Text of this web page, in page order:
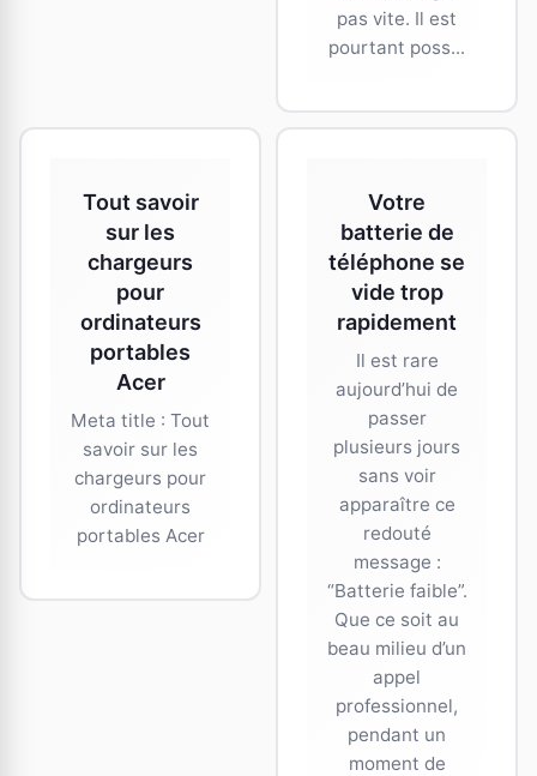
pas vite. Il est
pourtant poss...
Tout savoir
sur les
chargeurs
pour
ordinateurs
portables
Acer
Meta title : Tout
savoir sur les
chargeurs pour
ordinateurs
portables Acer
Votre
batterie de
téléphone se
vide trop
rapidement
Il est rare
aujourd’hui de
passer
plusieurs jours
sans voir
apparaître ce
redouté
message :
“Batterie faible”.
Que ce soit au
beau milieu d’un
appel
professionnel,
pendant un
moment de